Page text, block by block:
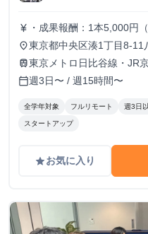
currency_yen ・成果報酬：1本5,000円
※経験、実績、能力等に
合変動あり
place東京都中央区湊1丁目8-11
train東京メトロ日比谷線・JR
分
calendar_today週3日〜 / 週15時間〜
全学年対象 フルリモート 週3日
スタートアップ
gradeお気に入り